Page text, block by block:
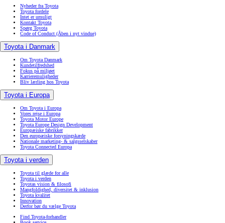
Nyheder fra Toyota
Toyota fordele
Intet er umuligt
Kontakt Toyota
Spørg Toyota
Code of Conduct (Åben i nyt vindue)
Toyota i Danmark
Om Toyota Danmark
Kundetilfredshed
Fokus på miljøet
Karrieremuligheder
Bliv lærling hos Toyota
Toyota i Europa
Om Toyota i Europa
Vores rejse i Europa
Toyota Motor Europe
Toyota Europe Design Development
Europæiske fabrikker
Den europæiske forsyningskæde
Nationale marketing- & salgsselskaber
Toyota Connected Europa
Toyota i verden
Toyota til glæde for alle
Toyota i verden
Toyotas vision & filosofi
Mangfoldighed, diversitet & inklusion
Toyota kvalitet
Innovation
Derfor bør du vælge Toyota
Find Toyota-forhandler